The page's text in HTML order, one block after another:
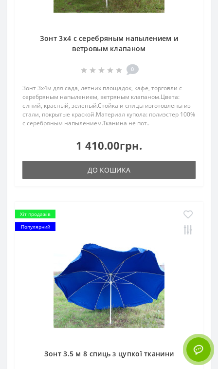
Зонт 3х4 с серебряным напылением и
ветровым клапаном
0
Зонт 3х4м для сада, летних площадок, кафе, торговли с
серебряным напылением, ветряным клапаном.Цвета:
синий, красный, зеленый.Стойка и спицы изготовлены из
стали, покрытые краской.Материал купола: полиэстер 100%
с серебряным напылением.Тканина не пот..
1 410.00грн.
ДО КОШИКА
Хіт продажів
Популярний
Зонт 3.5 м 8 спиць з цупкої тканини